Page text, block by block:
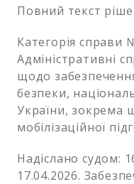
Повний текст
Категорія справи
Адміністративні
щодо
безпеки,
України, зокрема
мобілізаційної
Надіслано судом:
17.04.2026.